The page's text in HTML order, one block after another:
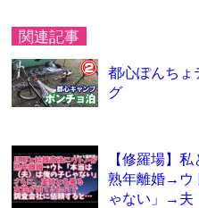
関連記事
都心ぽんちょ
グ
【修羅場】
熟年離婚→ウ
ゃない」→夫